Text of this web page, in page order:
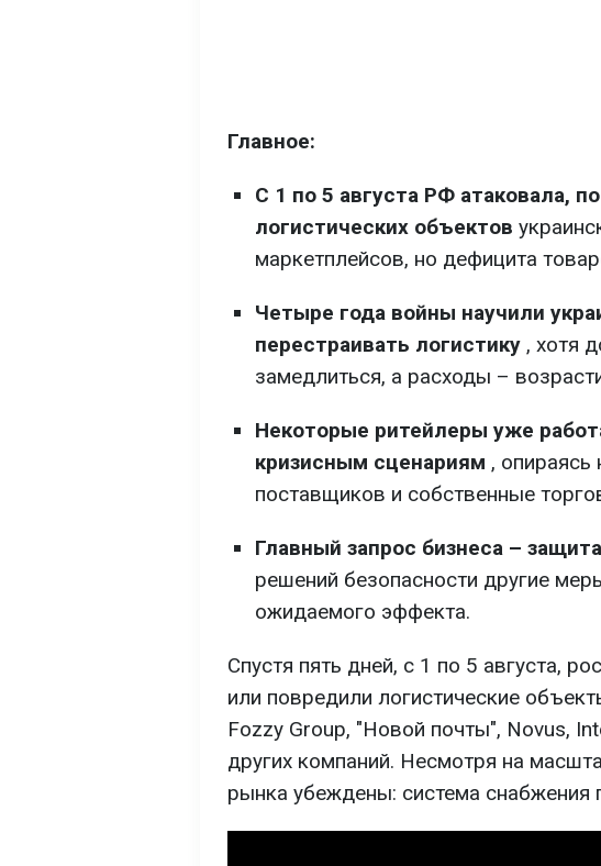
Главное:
С 1 по 5 августа РФ атаковала,
логистических объектов
маркетплейсов, но дефицита
Четыре года войны научили
перестраивать логистику , хотя
замедлиться, а расходы –
Некоторые ритейлеры уже
кризисным сценариям , опираясь
поставщиков и собственные
Главный запрос бизнеса –
решений безопасности другие
ожидаемого эффекта.
Спустя пять дней, с 1 по 5 августа,
или повредили логистические
Fozzy Group, "Новой почты", Novus,
других компаний. Несмотря на
рынка убеждены: система снабжения